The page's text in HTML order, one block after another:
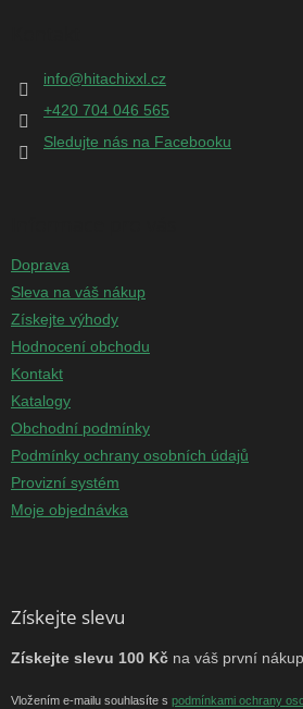
info@hitachixxl.cz
+420 704 046 565
Sledujte nás na Facebooku
Doprava
Sleva na váš nákup
Získejte výhody
Hodnocení obchodu
Kontakt
Katalogy
Obchodní podmínky
Podmínky ochrany osobních údajů
Provizní systém
Moje objednávka
Získejte slevu
Získejte slevu 100 Kč na váš první nákup.
Vložením e-mailu souhlasíte s podmínkami ochrany